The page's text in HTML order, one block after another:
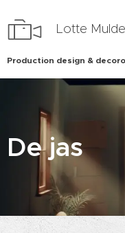
Lotte
Production design &
De jas